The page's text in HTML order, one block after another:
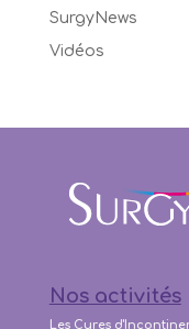
SurgyNews
Vidéos
Nos activités
Les Cures